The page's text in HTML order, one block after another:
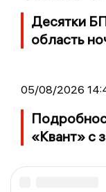
Десятки
область
05/08/2026
«Квант» с